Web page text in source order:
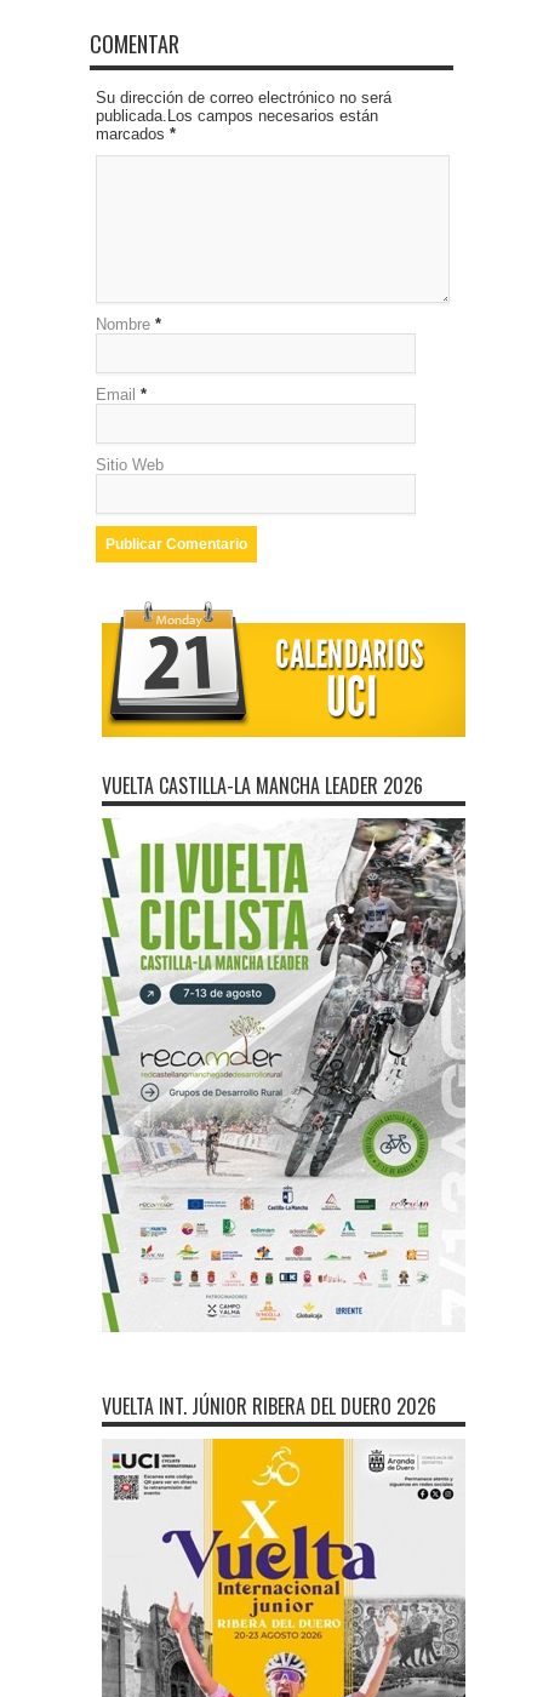
COMENTAR
Su dirección de correo electrónico no será
publicada.Los campos necesarios están
marcados *
Nombre *
Email *
Sitio Web
VUELTA CASTILLA-LA MANCHA LEADER 2026
VUELTA INT. JÚNIOR RIBERA DEL DUERO 2026